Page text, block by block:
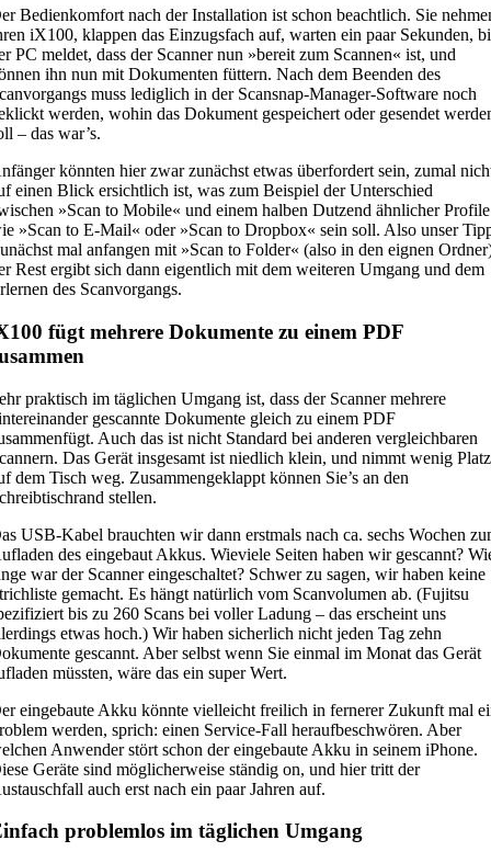
Bedienkomfort nach der Installation ist schon beachtlich. Sie
iX100, klappen das Einzugsfach auf, warten ein paar Sekunden,
PC meldet, dass der Scanner nun »bereit zum Scannen« ist, und
ihn nun mit Dokumenten füttern. Nach dem Beenden des
muss lediglich in der Scansnap-Manager-Software noch
werden, wohin das Dokument gespeichert oder gesendet
– das war’s.
könnten hier zwar zunächst etwas überfordert sein, zumal
einen Blick ersichtlich ist, was zum Beispiel der Unterschied
»Scan to Mobile« und einem halben Dutzend ähnlicher Profile
»Scan to E-Mail« oder »Scan to Dropbox« sein soll. Also unser
mal anfangen mit »Scan to Folder« (also in den eignen
Rest ergibt sich dann eigentlich mit dem weiteren Umgang und dem
des Scanvorgangs.
fügt mehrere Dokumente zu einem PDF
praktisch im täglichen Umgang ist, dass der Scanner mehrere
gescannte Dokumente gleich zu einem PDF
Auch das ist nicht Standard bei anderen vergleichbaren
Das Gerät insgesamt ist niedlich klein, und nimmt wenig Platz
dem Tisch weg. Zusammengeklappt können Sie’s an den
stellen.
USB-Kabel brauchten wir dann erstmals nach ca. sechs Wochen
des eingebaut Akkus. Wieviele Seiten haben wir gescannt?
war der Scanner eingeschaltet? Schwer zu sagen, wir haben keine
gemacht. Es hängt natürlich vom Scanvolumen ab. (Fujitsu
bis zu 260 Scans bei voller Ladung – das erscheint uns
etwas hoch.) Wir haben sicherlich nicht jeden Tag zehn
gescannt. Aber selbst wenn Sie einmal im Monat das Gerät
müssten, wäre das ein super Wert.
eingebaute Akku könnte vielleicht freilich in fernerer Zukunft mal
werden, sprich: einen Service-Fall heraufbeschwören. Aber
Anwender stört schon der eingebaute Akku in seinem iPhone.
Geräte sind möglicherweise ständig on, und hier tritt der
auch erst nach ein paar Jahren auf.
problemlos im täglichen Umgang